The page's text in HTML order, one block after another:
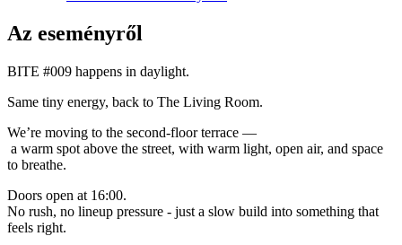
Az eseményről
BITE #009 happens in daylight.
Same tiny energy, back to The Living Room.
We’re moving to the second-floor terrace —
a warm spot above the street, with warm light, open air, and space
to breathe.
Doors open at 16:00.
No rush, no lineup pressure - just a slow build into something that
feels right.